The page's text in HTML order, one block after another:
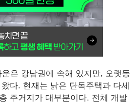
은 강남권에 속해 있지만, 오랫동
다. 현재는 낡은 단독주택과 다세
주거지가 대부분이다. 전체 개발